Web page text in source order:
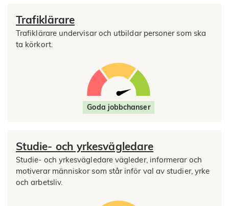
Trafiklärare
Trafiklärare undervisar och utbildar personer som ska
ta körkort.
Goda jobbchanser
Studie- och yrkesvägledare
Studie- och yrkesvägledare vägleder, informerar och
motiverar människor som står inför val av studier, yrke
och arbetsliv.